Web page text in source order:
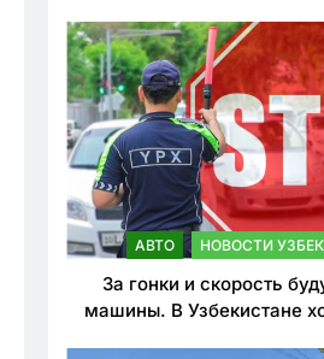
АВТО НОВОСТИ
За гонки и скорость
машины. В Узбекистане